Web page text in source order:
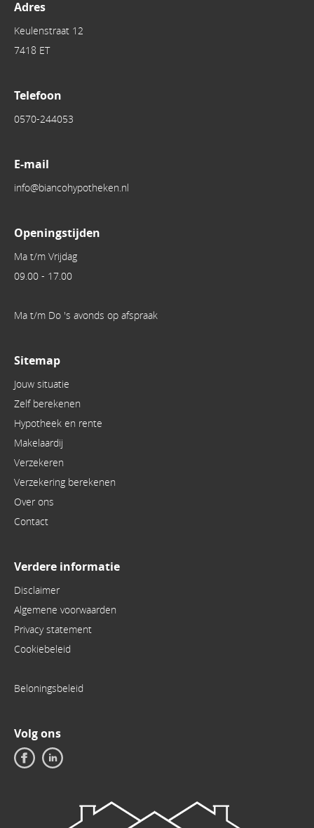
Adres
Keulenstraat 12
7418 ET
Telefoon
0570-244053
E-mail
info@biancohypotheken.nl
Openingstijden
Ma t/m Vrijdag
09.00 - 17.00
Ma t/m Do 's avonds op afspraak
Sitemap
Jouw situatie
Zelf berekenen
Hypotheek en rente
Makelaardij
Verzekeren
Verzekering berekenen
Over ons
Contact
Verdere informatie
Disclaimer
Algemene voorwaarden
Privacy statement
Cookiebeleid
Beloningsbeleid
Volg ons